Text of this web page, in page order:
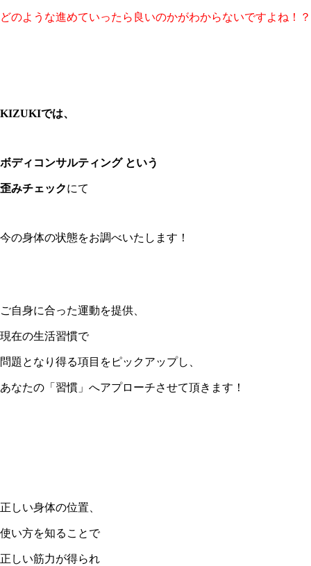
どのような進めていったら良いのかがわからないですよね！？
KIZUKIでは、
ボディコンサルティング という
歪みチェックにて
今の身体の状態をお調べいたします！
ご自身に合った運動を提供、
現在の生活習慣で
問題となり得る項目をピックアップし、
あなたの「習慣」へアプローチさせて頂きます！
正しい身体の位置、
使い方を知ることで
正しい筋力が得られ